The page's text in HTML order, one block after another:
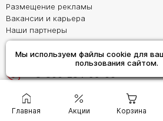
Мы используем файлы cookie для
пользования сайтом.
Главная Акции Корзина
Размещение рекламы
Вакансии и карьера
Наши партнеры
Телефон горячей линии:
Пн-Пт: 9:00 - 18:00